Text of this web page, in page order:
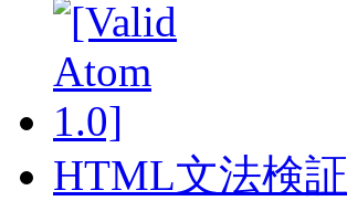
HTML文法検証